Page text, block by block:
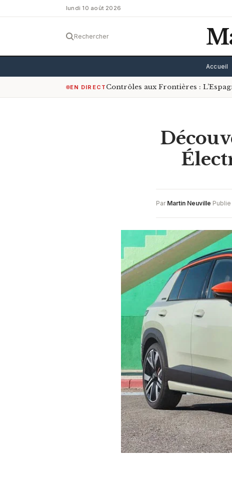
lundi 10 août 2026
Rechercher
Accueil
EN DIRECT Contrôles aux Frontières :
Par Martin Neuville·